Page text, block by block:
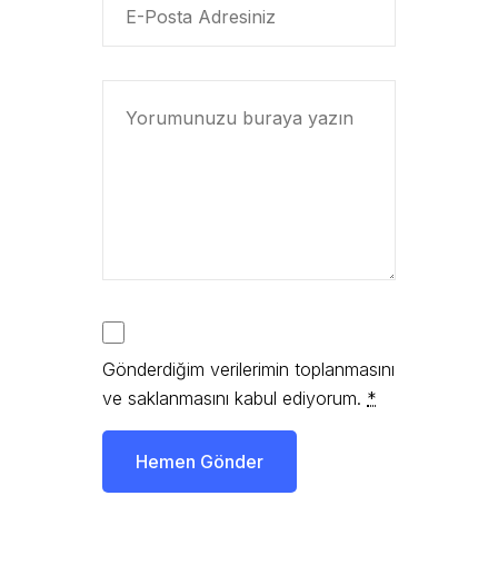
Gönderdiğim verilerimin toplanmasını
ve saklanmasını kabul ediyorum. *
Hemen Gönder